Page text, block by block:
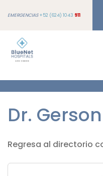
EMERGENCIAS+52 (624) 1043 911
Dr.
Regresa al directorio